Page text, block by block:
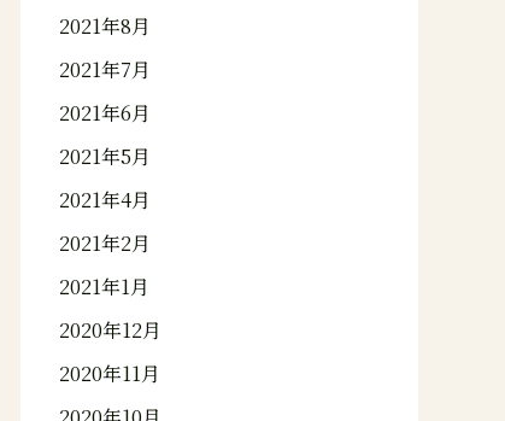
2021年8月
2021年7月
2021年6月
2021年5月
2021年4月
2021年2月
2021年1月
2020年12月
2020年11月